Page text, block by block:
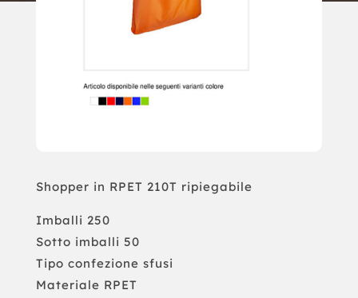
Shopper in RPET 210T ripiegabile
Imballi 250
Sotto imballi 50
Tipo confezione sfusi
Materiale RPET